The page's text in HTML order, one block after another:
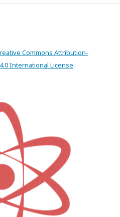
Commons Attribution-
International License.